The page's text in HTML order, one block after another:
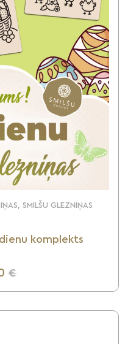
SMILŠU GLEZNIŅAS
komplekts
€